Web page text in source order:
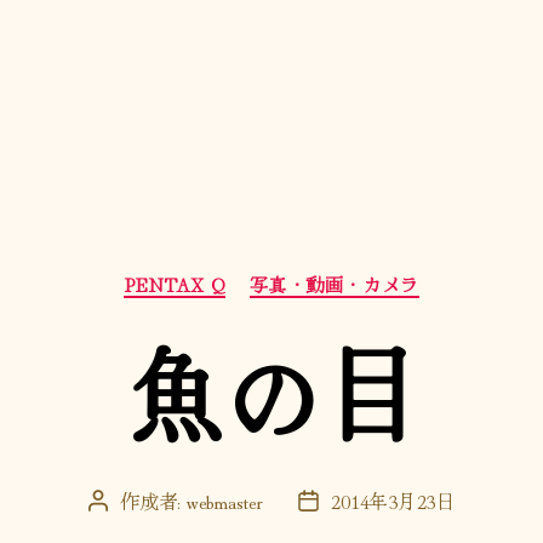
カ
テ
ー
PENTAX Q 写真・動画・カメラ
魚の目
投 作成者: webmaster
投 2014年3月23日